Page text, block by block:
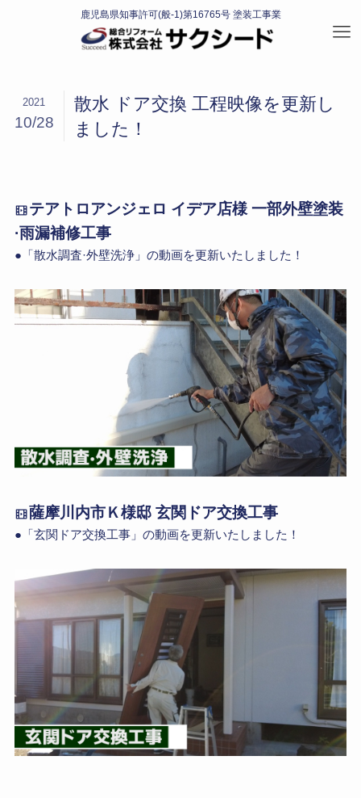
散水 ドア交換 工程映像を更新し
ました！
2021
10/28
テアトロアンジェロ イデア店様 一部外壁塗装
·雨漏補修工事
●「散水調査·外壁洗浄」の動画を更新いたしました！
薩摩川内市Ｋ様邸 玄関ドア交換工事
●「玄関ドア交換工事」の動画を更新いたしました！